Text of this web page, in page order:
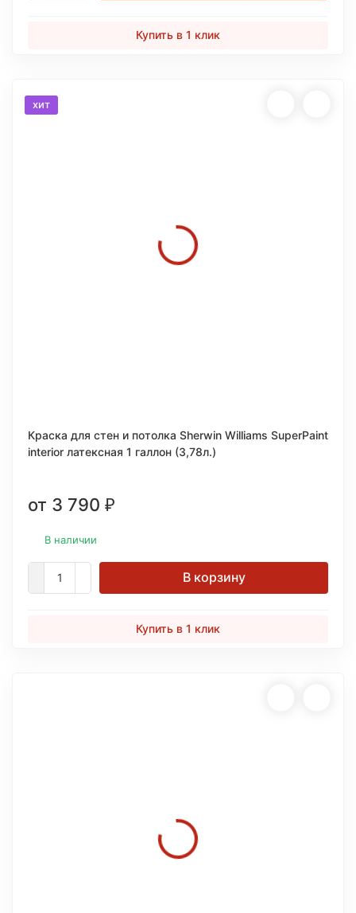
Купить в 1 клик
хит
Краска для стен и потолка Sherwin Williams SuperPaint
interior латексная 1 галлон (3,78л.)
от 3 790 ₽
В наличии
В корзину
Купить в 1 клик